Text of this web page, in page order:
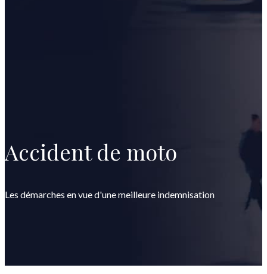
Accident de moto
Les démarches en vue d'une meilleure indemnisation